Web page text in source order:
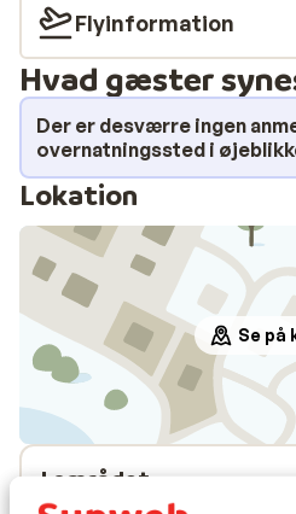
Flyinformation
Hvad gæster
Der er desværre ingen
overnatningssted i
Lokation
Se på
I området
I centrum